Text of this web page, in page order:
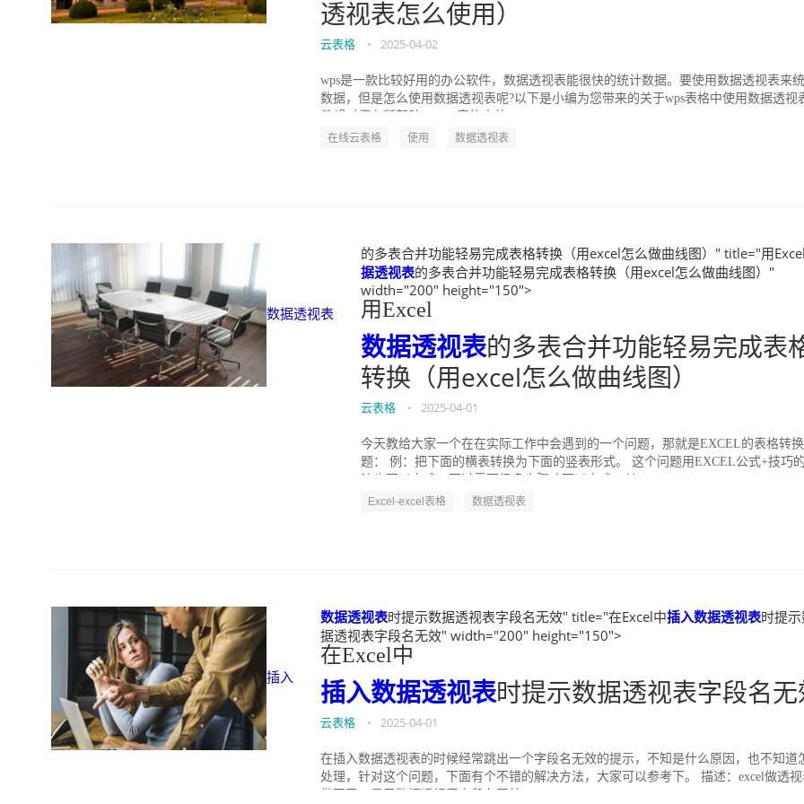
透视表怎么使用）
云表格 • 2025-04-02
wps是一款比较好用的办公软件，数据透视表能很快的统计数据。要使用数据透视表来
数据，但是怎么使用数据透视表呢?以下是小编为您带来的关于wps表格中使用数据透视
在线云表格 使用 数据透视表
数据透视表
的多表合并功能轻易完成表格转换（用excel怎么做曲线图）" title="用Excel
据透视表的多表合并功能轻易完成表格转换（用excel怎么做曲线图）"
width="200" height="150">
用Excel
数据透视表的多表合并功能轻易完成表
转换（用excel怎么做曲线图）
云表格 • 2025-04-01
今天教给大家一个在在实际工作中会遇到的一个问题，那就是EXCEL的表格转换
题： 例：把下面的横表转换为下面的竖表形式。 这个问题用EXCEL公式+技巧
Excel-excel表格 数据透视表
插入
数据透视表时提示数据透视表字段名无效" title="在Excel中插入数据透视表时提
据透视表字段名无效" width="200" height="150">
在Excel中
插入数据透视表时提示数据透视表字段名无
云表格 • 2025-04-01
在插入数据透视表的时候经常跳出一个字段名无效的提示，不知是什么原因，也不知道
处理，针对这个问题，下面有个不错的解决方法，大家可以参考下。 描述：excel做透视